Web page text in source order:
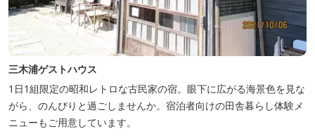
三木浦ゲストハウス
1日1組限定の昭和レトロな古民家の宿。眼下に広がる海景色を見な
がら、のんびりと過ごしませんか。宿泊者向けの田舎暮らし体験メ
ニューもご用意しています。